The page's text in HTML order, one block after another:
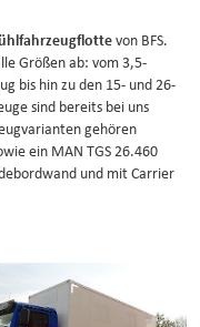
von BFS.
Größen ab: vom 3,5-
bis hin zu den 15- und 26-
sind bereits bei uns
gehören
ein MAN TGS 26.460
und mit Carrier